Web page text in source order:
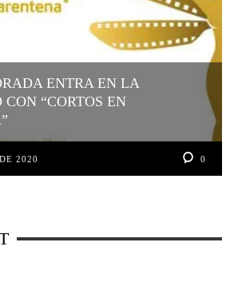
ENTRA EN LA
“CORTOS EN
2020 0